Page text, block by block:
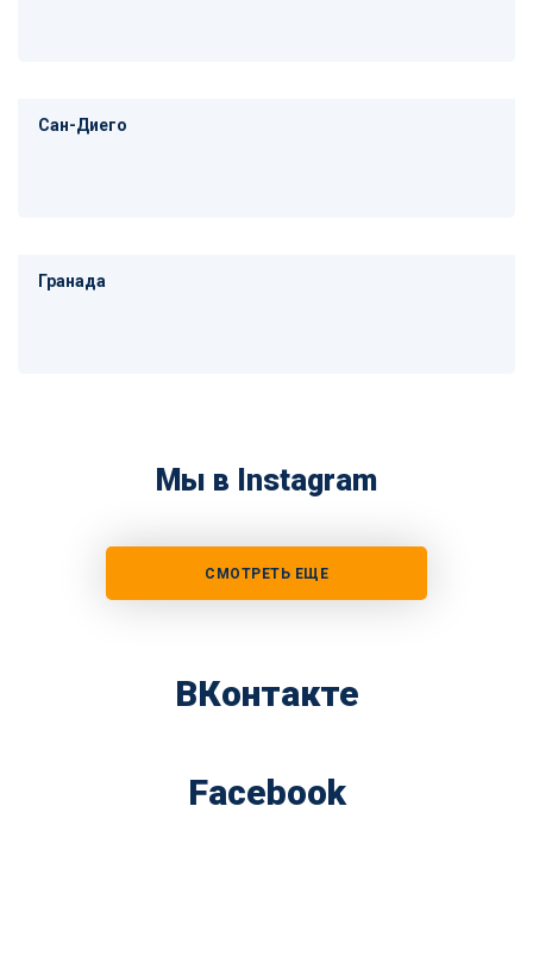
Сан-Диего
Гранада
Мы в Instagram
СМОТРЕТЬ ЕЩЕ
ВКонтакте
Facebook